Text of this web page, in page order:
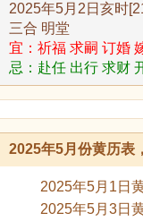
2025年5月2日亥时
三合 明堂
宜：祈福 求嗣 订婚
忌：赴任 出行 求财
2025年5月份黄历表
2025年5月1日
2025年5月3日